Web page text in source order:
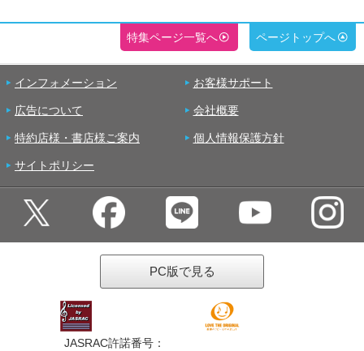
特集ページ一覧へ ページトップへ
インフォメーション お客様サポート
広告について 会社概要
特約店様・書店様ご案内 個人情報保護方針
サイトポリシー
PC版で見る
JASRAC許諾番号：